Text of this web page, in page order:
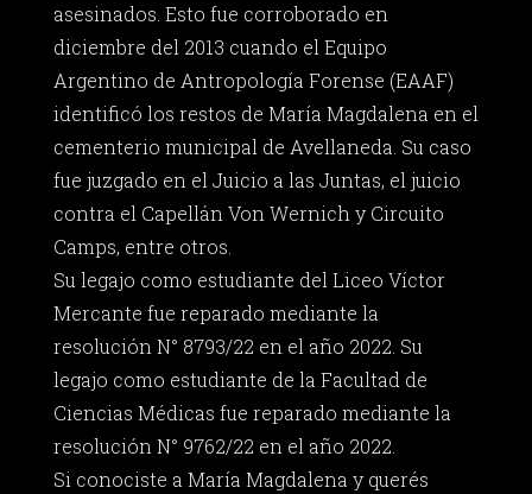
asesinados. Esto fue corroborado en
diciembre del 2013 cuando el Equipo
Argentino de Antropología Forense (EAAF)
identificó los restos de María Magdalena en el
cementerio municipal de Avellaneda. Su caso
fue juzgado en el Juicio a las Juntas, el juicio
contra el Capellán Von Wernich y Circuito
Camps, entre otros.
Su legajo como estudiante del Liceo Víctor
Mercante fue reparado mediante la
resolución N° 8793/22 en el año 2022. Su
legajo como estudiante de la Facultad de
Ciencias Médicas fue reparado mediante la
resolución N° 9762/22 en el año 2022.
Si conociste a María Magdalena y querés